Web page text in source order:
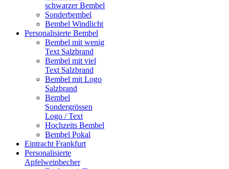
schwarzer Bembel
Sonderbembel
Bembel Windlicht
Personalisierte Bembel
Bembel mit wenig
Text Salzbrand
Bembel mit viel
Text Salzbrand
Bembel mit Logo
Salzbrand
Bembel
Sondergrössen
Logo / Text
Hochzeits Bembel
Bembel Pokal
Eintracht Frankfurt
Personalisierte
Apfelweinbecher